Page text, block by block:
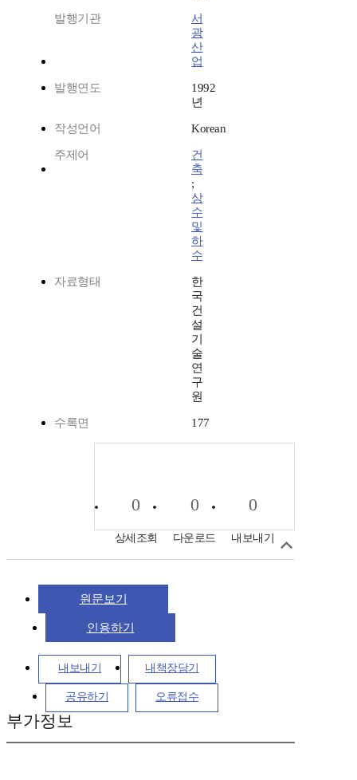
발행기관
서
광
산
업
발행연도
1992
년
작성언어 Korean
주제어
건
축
;
상
수
및
하
수
자료형태
한
국
건
설
기
술
연
구
원
수록면 177
0
상세조회
0
다운로드
0
내보내기
원문보기
인용하기
내보내기 내책장담기
공유하기 오류접수
부가정보